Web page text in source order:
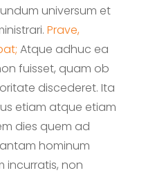
universum et
Prave,
Atque adhuc ea
fuisset, quam ob
discederet. Ita
etiam atque etiam
dies quem ad
hominum
non